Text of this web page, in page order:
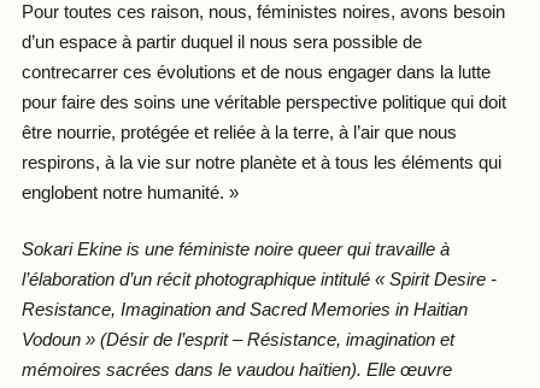
Pour toutes ces raison, nous, féministes noires, avons besoin
d’un espace à partir duquel il nous sera possible de
contrecarrer ces évolutions et de nous engager dans la lutte
pour faire des soins une véritable perspective politique qui doit
être nourrie, protégée et reliée à la terre, à l’air que nous
respirons, à la vie sur notre planète et à tous les éléments qui
englobent notre humanité. »
Sokari Ekine is une féministe noire queer qui travaille à
l’élaboration d’un récit photographique intitulé « Spirit Desire -
Resistance, Imagination and Sacred Memories in Haitian
Vodoun » (Désir de l’esprit – Résistance, imagination et
mémoires sacrées dans le vaudou haïtien). Elle œuvre